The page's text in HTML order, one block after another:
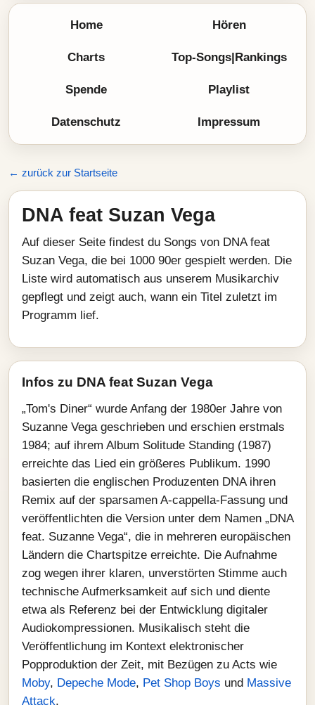
Home Hören
Charts Top-Songs|Rankings
Spende Playlist
Datenschutz Impressum
← zurück zur Startseite
DNA feat Suzan Vega
Auf dieser Seite findest du Songs von DNA feat
Suzan Vega, die bei 1000 90er gespielt werden. Die
Liste wird automatisch aus unserem Musikarchiv
gepflegt und zeigt auch, wann ein Titel zuletzt im
Programm lief.
Infos zu DNA feat Suzan Vega
„Tom's Diner“ wurde Anfang der 1980er Jahre von
Suzanne Vega geschrieben und erschien erstmals
1984; auf ihrem Album Solitude Standing (1987)
erreichte das Lied ein größeres Publikum. 1990
basierten die englischen Produzenten DNA ihren
Remix auf der sparsamen A-cappella-Fassung und
veröffentlichten die Version unter dem Namen „DNA
feat. Suzanne Vega“, die in mehreren europäischen
Ländern die Chartspitze erreichte. Die Aufnahme
zog wegen ihrer klaren, unverstörten Stimme auch
technische Aufmerksamkeit auf sich und diente
etwa als Referenz bei der Entwicklung digitaler
Audiokompressionen. Musikalisch steht die
Veröffentlichung im Kontext elektronischer
Popproduktion der Zeit, mit Bezügen zu Acts wie
Moby, Depeche Mode, Pet Shop Boys und Massive
Attack.